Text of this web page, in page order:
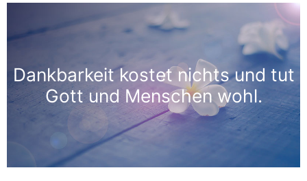
Dankbarkeit kostet nichts und tut
Gott und Menschen wohl.